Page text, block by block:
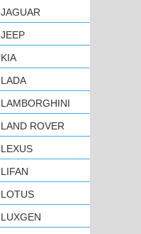
JAGUAR
JEEP
KIA
LADA
LAMBORGHINI
LAND ROVER
LEXUS
LIFAN
LOTUS
LUXGEN